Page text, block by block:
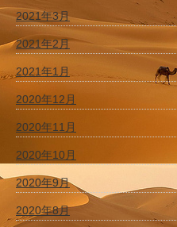
2021年3月
2021年2月
2021年1月
2020年12月
2020年11月
2020年10月
2020年9月
2020年8月